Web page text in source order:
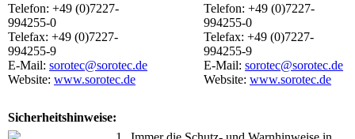
Telefon: +49 (0)7227-
994255-0
Telefax: +49 (0)7227-
994255-9
E-Mail: sorotec@sorotec.de
Website: www.sorotec.de
Telefon: +49 (0)7227-
994255-0
Telefax: +49 (0)7227-
994255-9
E-Mail: sorotec@sorotec.de
Website: www.sorotec.de
Sicherheitshinweise: